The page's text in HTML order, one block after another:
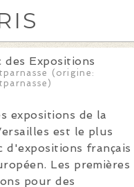
des Expositions
(origine:
expositions de la
est le plus
d'expositions français
Les premières
pour des